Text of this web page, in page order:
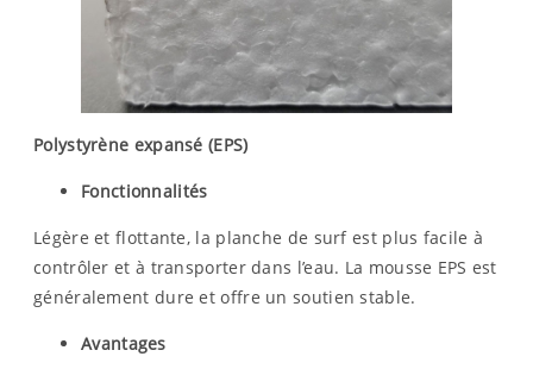
Polystyrène expansé (EPS)
Fonctionnalités
Légère et flottante, la planche de surf est plus facile à
contrôler et à transporter dans l’eau. La mousse EPS est
généralement dure et offre un soutien stable.
Avantages